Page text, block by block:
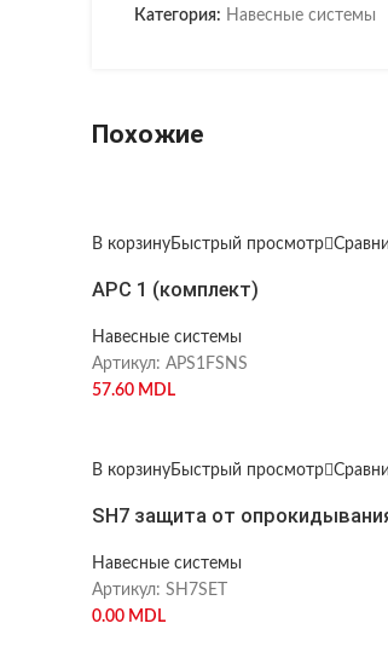
Категория: Навесные системы
Похожие
В корзинуБыстрый просмотр
APC 1 (комплект)
Навесные системы
Артикул: APS1FSNS
57.60 MDL
В корзинуБыстрый просмотр
SH7 защита от
Навесные системы
Артикул: SH7SET
0.00 MDL